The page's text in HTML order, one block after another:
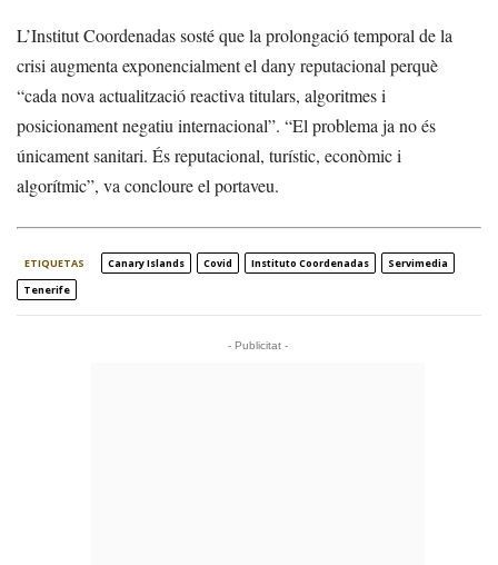
L’Institut Coordenadas sosté que la prolongació temporal de la
crisi augmenta exponencialment el dany reputacional perquè
“cada nova actualització reactiva titulars, algoritmes i
posicionament negatiu internacional”. “El problema ja no és
únicament sanitari. És reputacional, turístic, econòmic i
algorítmic”, va concloure el portaveu.
ETIQUETAS Canary Islands Covid Instituto Coordenadas
Servimedia
Tenerife
- Publicitat -